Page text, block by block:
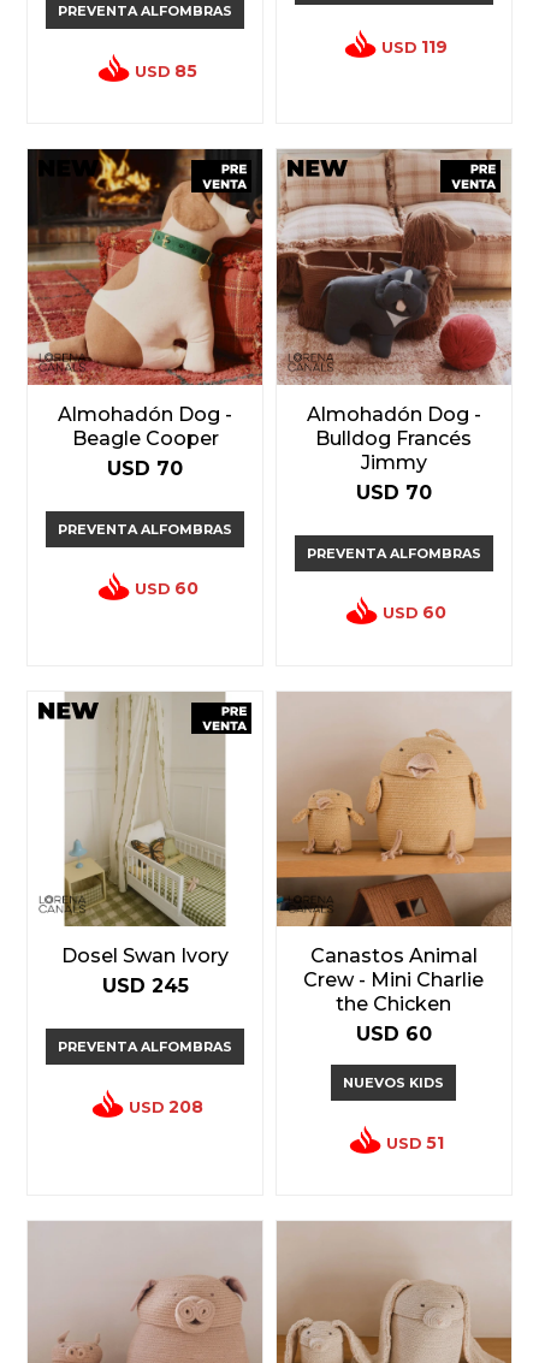
PREVENTA ALFOMBRAS
USD 85
USD 119
Almohadón Dog -
Beagle Cooper
USD 70
PREVENTA ALFOMBRAS
USD 60
Almohadón Dog -
Bulldog Francés
Jimmy
USD 70
PREVENTA ALFOMBRAS
USD 60
Dosel Swan Ivory
USD 245
PREVENTA ALFOMBRAS
USD 208
Canastos Animal
Crew - Mini Charlie
the Chicken
USD 60
NUEVOS KIDS
USD 51